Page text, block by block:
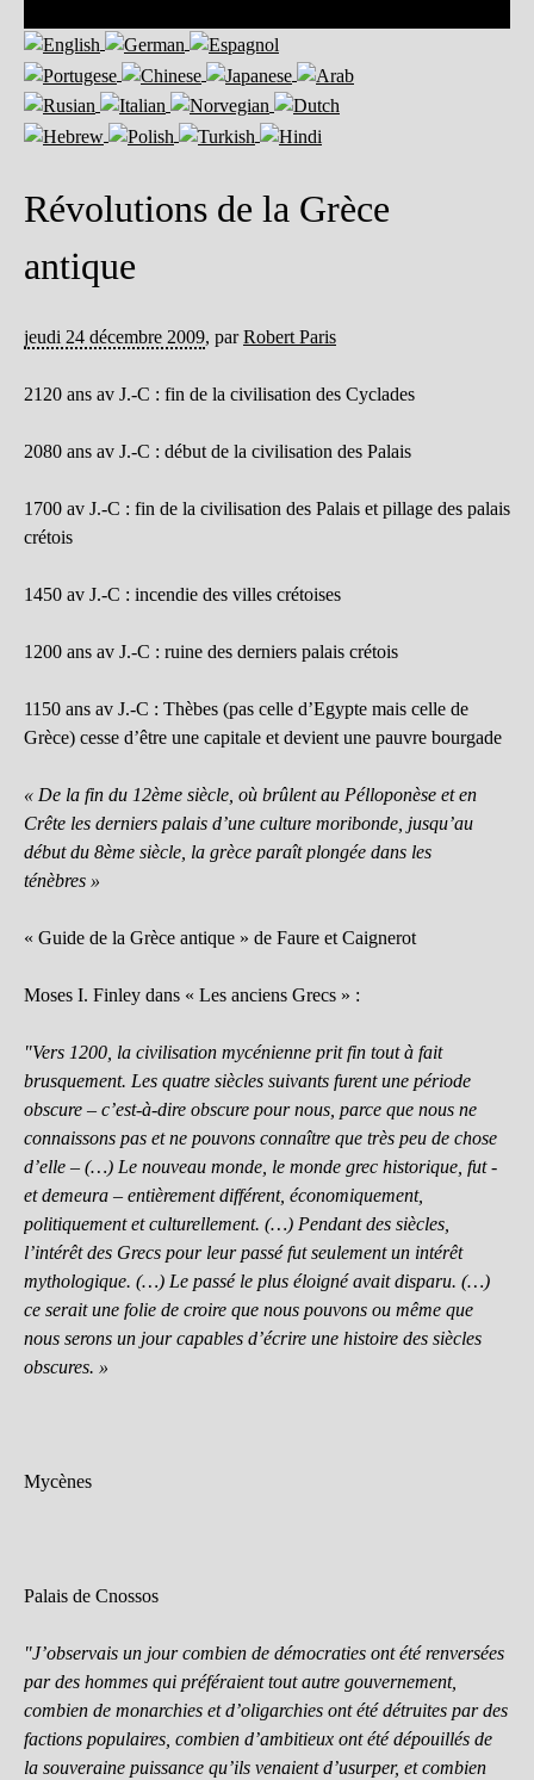
Révolutions de la Grèce
antique
jeudi 24 décembre 2009, parRobert Paris
2120 ans av J.-C : fin de la civilisation des Cyclades
2080 ans av J.-C : début de la civilisation des Palais
1700 av J.-C : fin de la civilisation des Palais et pillage des palais
crétois
1450 av J.-C : incendie des villes crétoises
1200 ans av J.-C : ruine des derniers palais crétois
1150 ans av J.-C : Thèbes (pas celle d’Egypte mais celle de
Grèce) cesse d’être une capitale et devient une pauvre bourgade
« De la fin du 12ème siècle, où brûlent au Pélloponèse et en
Crête les derniers palais d’une culture moribonde, jusqu’au
début du 8ème siècle, la grèce paraît plongée dans les
ténèbres »
« Guide de la Grèce antique » de Faure et Caignerot
Moses I. Finley dans « Les anciens Grecs » :
"Vers 1200, la civilisation mycénienne prit fin tout à fait
brusquement. Les quatre siècles suivants furent une période
obscure – c’est-à-dire obscure pour nous, parce que nous ne
connaissons pas et ne pouvons connaître que très peu de chose
d’elle – (…) Le nouveau monde, le monde grec historique, fut -
et demeura – entièrement différent, économiquement,
politiquement et culturellement. (…) Pendant des siècles,
l’intérêt des Grecs pour leur passé fut seulement un intérêt
mythologique. (…) Le passé le plus éloigné avait disparu. (…)
ce serait une folie de croire que nous pouvons ou même que
nous serons un jour capables d’écrire une histoire des siècles
obscures. »
Mycènes
Palais de Cnossos
"J’observais un jour combien de démocraties ont été renversées
par des hommes qui préféraient tout autre gouvernement,
combien de monarchies et d’oligarchies ont été détruites par des
factions populaires, combien d’ambitieux ont été dépouillés de
la souveraine puissance qu’ils venaient d’usurper, et combien